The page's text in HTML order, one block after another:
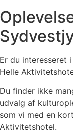
Er du interesseret
Helle
Du finder ikke
udvalg af
som vi med en
Aktivitetshotel.